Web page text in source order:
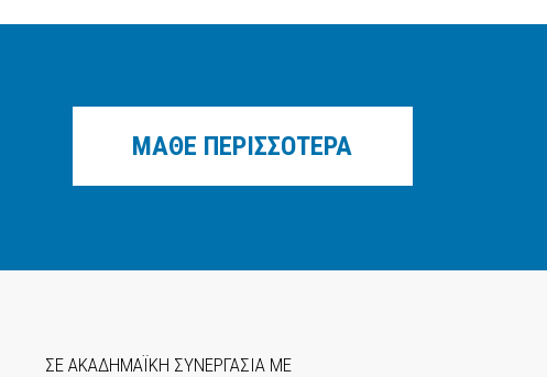
ΜΑΘΕ ΠΕΡΙΣΣΟΤΕΡΑ
ΣΕ ΑΚΑΔΗΜΑΪΚΗ ΣΥΝΕΡΓΑΣΙΑ ΜΕ